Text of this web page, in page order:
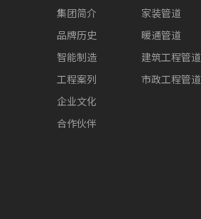
集团简介
品牌历史
智能制造
工程案列
企业文化
合作伙伴
家装管道
暖通管道
建筑工程管道
市政工程管道